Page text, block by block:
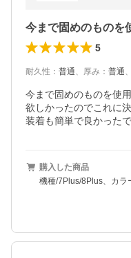
5
耐久性 ： 普通、 厚み ： 普通、
今まで固めのものを使
欲しかったのでこれに決
装着も簡単で良かったで
購入した商品
機種/7Plus/8Plus、カラ